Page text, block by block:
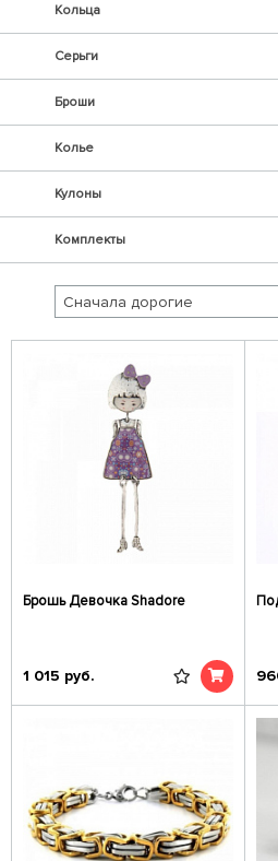
Кольца
Серьги
Броши
Колье
Кулоны
Комплекты
Брошь Девочка Shadore
1 015 руб.